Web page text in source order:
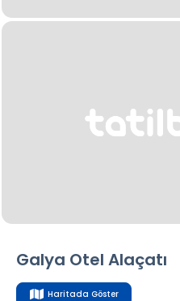
Galya Otel Alaçatı
Haritada Göster